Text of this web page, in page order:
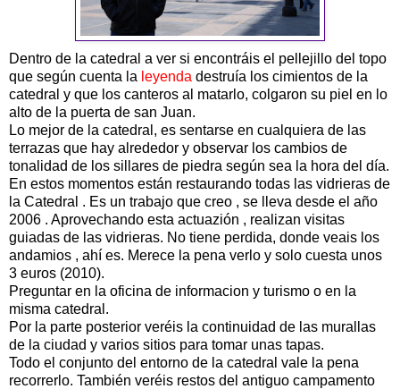
Dentro de la catedral a ver si encontráis el pellejillo del topo
que según cuenta la leyenda destruía los cimientos de la
catedral y que los canteros al matarlo, colgaron su piel en lo
alto de la puerta de san Juan.
Lo mejor de la catedral, es sentarse en cualquiera de las
terrazas que hay alrededor y observar los cambios de
tonalidad de los sillares de piedra según sea la hora del día.
En estos momentos están restaurando todas las vidrieras de
la Catedral . Es un trabajo que creo , se lleva desde el año
2006 . Aprovechando esta actuazión , realizan visitas
guiadas de las vidrieras. No tiene perdida, donde veais los
andamios , ahí es. Merece la pena verlo y solo cuesta unos
3 euros (2010).
Preguntar en la oficina de informacion y turismo o en la
misma catedral.
Por la parte posterior veréis la continuidad de las murallas
de la ciudad y varios sitios para tomar unas tapas.
Todo el conjunto del entorno de la catedral vale la pena
recorrerlo. También veréis restos del antiguo campamento